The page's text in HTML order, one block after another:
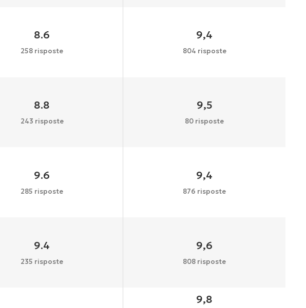
8.6
258 risposte
9,4
804 risposte
8.8
243 risposte
9,5
80 risposte
9.6
285 risposte
9,4
876 risposte
9.4
235 risposte
9,6
808 risposte
9,8